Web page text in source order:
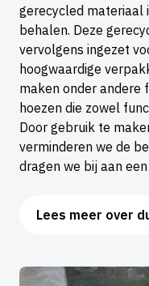
gerecycled materiaal
behalen. Deze
vervolgens ingezet
hoogwaardige
maken onder andere
hoezen die zowel
Door gebruik te
verminderen we de
dragen we bij aan
Lees meer over